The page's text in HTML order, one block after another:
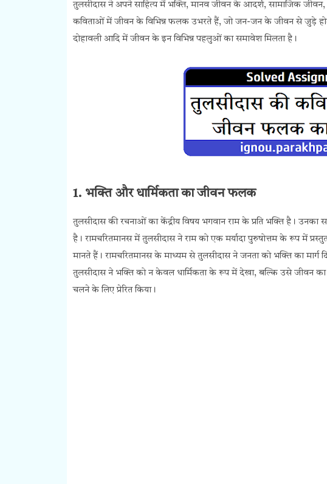
तुलसीदास ने अपने साहित्य में भक्ति, मानव जीवन के आदर्श, सामाजिक जीवन,
कविताओं में जीवन के विभिन्न फलक उभरते हैं, जो जन-जन के जीवन से जुड़े होते
दोहावली आदि में जीवन के इन विभिन्न पहलुओं का समावेश मिलता है।
1. भक्ति और धार्मिकता का जीवन फलक
तुलसीदास की रचनाओं का केंद्रीय विषय भगवान राम के प्रति भक्ति है।
है। रामचरितमानस में तुलसीदास ने राम को एक मर्यादा पुरुषोत्तम के रूप में
मानते हैं। रामचरितमानस के माध्यम से तुलसीदास ने जनता को भक्ति का
तुलसीदास ने भक्ति को न केवल धार्मिकता के रूप में देखा, बल्कि उसे जीवन
चलने के लिए प्रेरित किया।